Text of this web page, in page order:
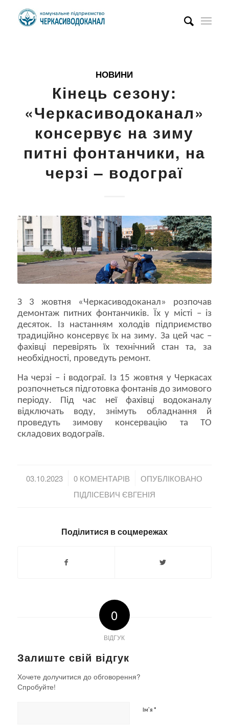
НОВИНИ
Кінець сезону:
«Черкасиводоканал»
консервує на зиму
питні фонтанчики, на
черзі – водограї
З 3 жовтня «Черкасиводоканал» розпочав
демонтаж питних фонтанчиків. Їх у місті – із
десяток. Із настанням холодів підприємство
традиційно консервує їх на зиму. За цей час –
фахівці перевірять їх технічний стан та, за
необхідності, проведуть ремонт.
На черзі – і водограї. Із 15 жовтня у Черкасах
розпочнеться підготовка фонтанів до зимового
періоду. Під час неї фахівці водоканалу
відключать воду, знімуть обладнання й
проведуть зимову консервацію та ТО
складових водограїв.
03.10.2023
/ 0 КОМЕНТАРІВ
/
ОПУБЛІКОВАНО
ПІДЛІСЕВИЧ ЄВГЕНІЯ
Поділитися в соцмережах
0
ВІДГУК
Залиште свій відгук
Хочете долучитися до обговорення?
Спробуйте!
Ім'я *